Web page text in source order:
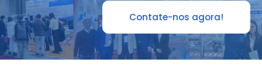
Contate-nos agora!